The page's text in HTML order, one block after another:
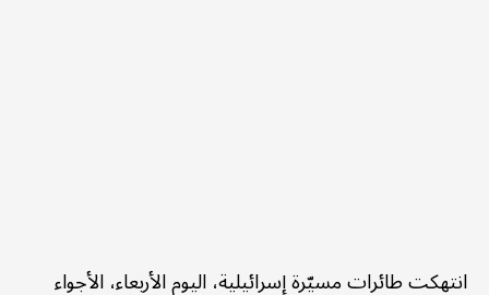
انتهكت طائرات مسيّرة إسرائيلية، اليوم الأربعاء، الأجواء